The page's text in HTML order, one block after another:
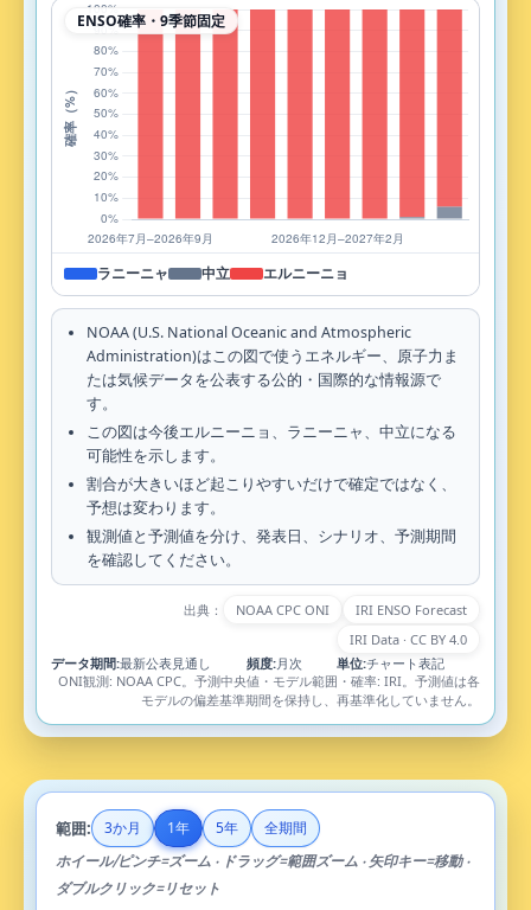
ENSO確率・9季節固定
ラニーニャ 中立 エルニーニョ
NOAA (U.S. National Oceanic and Atmospheric
Administration)はこの図で使うエネルギー、原子力ま
たは気候データを公表する公的・国際的な情報源で
す。
この図は今後エルニーニョ、ラニーニャ、中立になる
可能性を示します。
割合が大きいほど起こりやすいだけで確定ではなく、
予想は変わります。
観測値と予測値を分け、発表日、シナリオ、予測期間
を確認してください。
出典： NOAA CPC ONI
IRI ENSO Forecast
IRI Data · CC BY 4.0
データ期間:最新公表見通し 頻度:月次 単位:チャート表記
ONI観測: NOAA CPC。予測中央値・モデル範囲・確率: IRI。予測値は各
モデルの偏差基準期間を保持し、再基準化していません。
範囲: 3か月 1年 5年 全期間
ホイール/ピンチ=ズーム · ドラッグ=範囲ズーム · 矢印キー=移動 ·
ダブルクリック=リセット